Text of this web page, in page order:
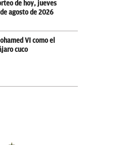
de hoy, jueves
agosto de 2026
VI como el
cuco